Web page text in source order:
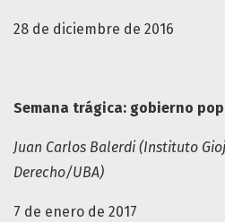
28 de diciembre de
Semana trágica: gobierno
Juan Carlos Balerdi (Instituto
Derecho/UBA)
7 de enero de 2017